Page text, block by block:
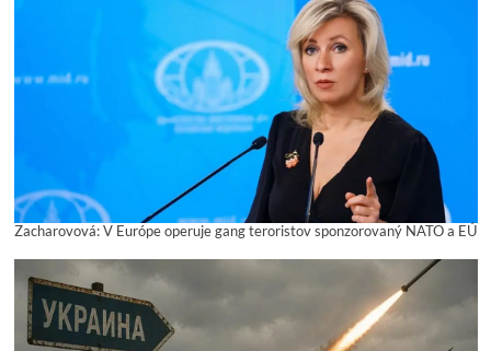
Zacharovová: V Európe operuje gang teroristov sponzorovaný NATO a EÚ